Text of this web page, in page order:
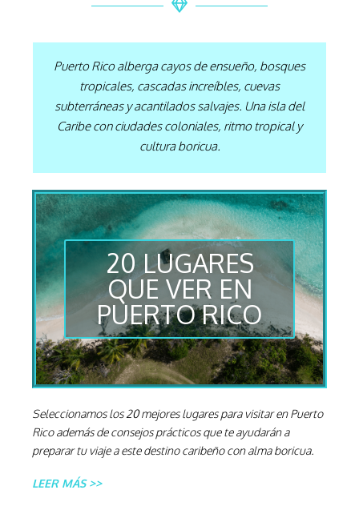
Puerto Rico alberga cayos de ensueño, bosques
tropicales, cascadas increíbles, cuevas
subterráneas y acantilados salvajes. Una isla del
Caribe con ciudades coloniales, ritmo tropical y
cultura boricua.
20 LUGARES
QUE VER EN
PUERTO RICO
Seleccionamos los 20 mejores lugares para visitar en Puerto
Rico además de consejos prácticos que te ayudarán a
preparar tu viaje a este destino caribeño con alma boricua.
LEER MÁS >>